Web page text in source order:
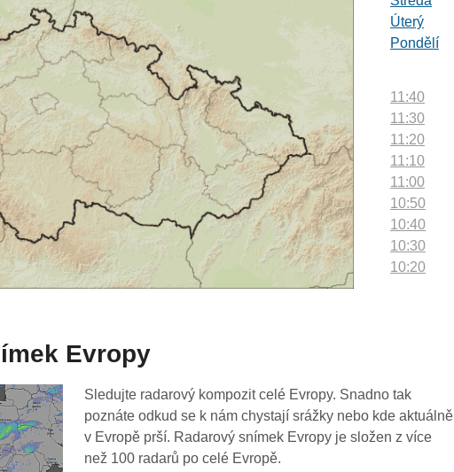
Úterý
Pondělí
11:40
11:30
11:20
11:10
11:00
10:50
10:40
10:30
10:20
09:20
09:10
09:00
Evropy
Sledujte radarový kompozit celé Evropy. Snadno tak
poznáte odkud se k nám chystají srážky nebo kde aktuálně
v Evropě prší. Radarový snímek Evropy je složen z více
než 100 radarů po celé Evropě.